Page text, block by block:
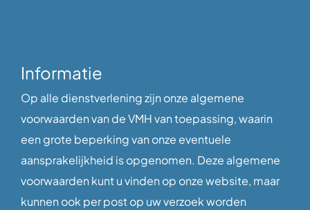
Informatie
Op alle dienstverlening zijn onze algemene
voorwaarden van de VMH van toepassing, waarin
een grote beperking van onze eventuele
aansprakelijkheid is opgenomen. Deze algemene
voorwaarden kunt u vinden op onze website, maar
kunnen ook per post op uw verzoek worden